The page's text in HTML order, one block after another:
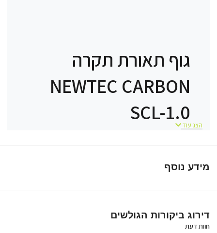
גוף תאורת תקרה
NEWTEC CARBON
SCL-1.0
תאורה חכמה לחללים פנימיים
וחיצוניים
סולארי מתקדם לתקרה, המספק תאורה
עוצמתית ואחידה לחללים פנימיים ומרפסות –
הצג עוד
מידע נוסף
דירוג ביקורות הגולשים
חוות דעת